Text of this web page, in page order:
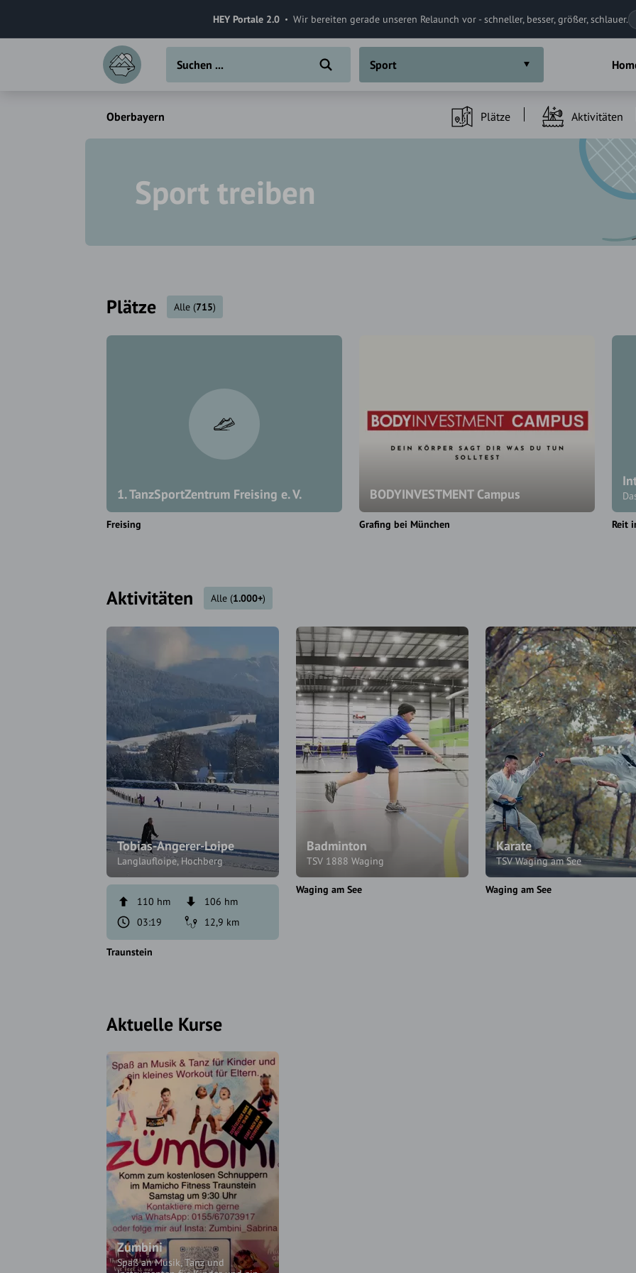
HEY Portale 2.0 Wir bereiten gerade unseren Relaunch vor - schneller, besser, größer, schlauer.
Sport
Oberbayern Plätze Aktivitäten
Sport treiben
Plätze Alle (715)
1. TanzSportZentrum Freising e. V.
Freising
BODYINVESTMENT Campus
Grafing bei München Reit
Aktivitäten Alle (1.000+)
Tobias-Angerer-Loipe
Langlaufloipe, Hochberg
110 hm
106 hm
03:19
12,9 km
Traunstein
Badminton
TSV 1888 Waging
Waging am See
Karate
TSV Waging am See
Waging am See
Aktuelle Kurse
Zumbini
Spaß an Musik, Tanz und